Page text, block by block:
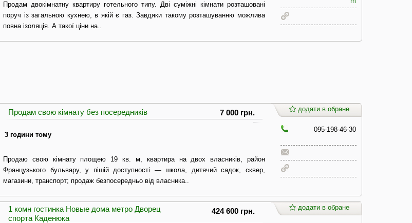
Продам двокімнатну квартиру готельного типу. Дві суміжні кімнати розташовані
поруч із загальною кухнею, в якій є газ. Завдяки такому розташуванню можлива
повна ізоляція. А такої ціни на..
Продам свою кімнату без посередників 7 000 грн.
3 години тому
Продаю свою кімнату площею 19 кв. м, квартира на двох власників, район
Французького бульвару, у пішій доступності — школа, дитячий садок, сквер,
магазини, транспорт; продаж безпосередньо від власника..
додати в обране
095-198-46-30
1 комн гостинка Новые дома метро Дворец
спорта Каденюка
424 600 грн. додати в обране